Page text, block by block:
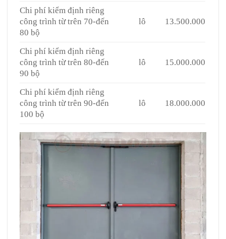
Chi phí kiểm định riêng
công trình từ trên 70-đến
80 bộ
lô 13.500.000
Chi phí kiểm định riêng
công trình từ trên 80-đến
90 bộ
lô 15.000.000
Chi phí kiểm định riêng
công trình từ trên 90-đến
100 bộ
lô 18.000.000